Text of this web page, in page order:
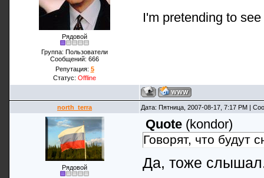
Рядовой
Группа: Пользователи
Сообщений: 666
Репутация: 5
Статус: Offline
I'm pretending to
north_terra Дата: Пятница, 2007-08-17, 7:17 PM |
Рядовой
Quote (kondor)
Говорят, что будут
Да, тоже